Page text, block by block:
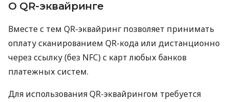
О QR-эквайринге
Вместе с тем QR-эквайринг позволяет принимать
оплату сканированием QR-кода или дистанционно
через ссылку (без NFC) с карт любых банков
платежных систем.
Для использования QR-эквайрингом требуется